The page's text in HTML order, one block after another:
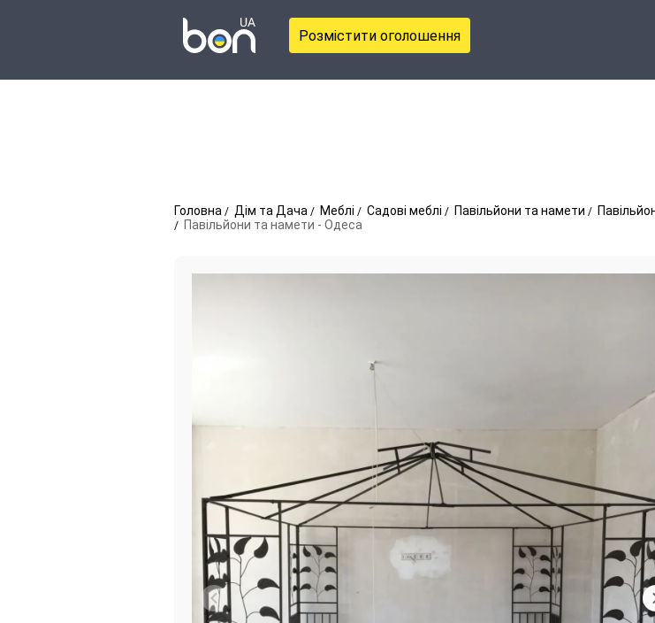
Розмістити оголошення
Головна Дім та Дача Меблі Садові меблі Павільйони та намети
Павільйони та намети - Одеса